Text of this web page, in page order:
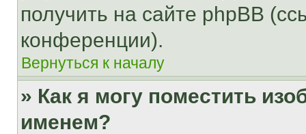
получить на сайте phpBB
конференции).
Вернуться к началу
» Как я могу поместить
именем?